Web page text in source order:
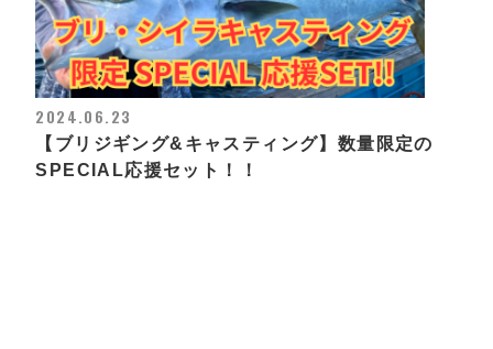
2024.06.23
【ブリジギング&キャスティング】数量限定の
SPECIAL応援セット！！